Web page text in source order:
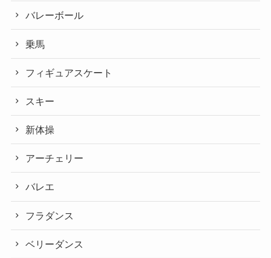
バレーボール
乗馬
フィギュアスケート
スキー
新体操
アーチェリー
バレエ
フラダンス
ベリーダンス